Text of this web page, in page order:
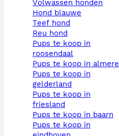
volwassen honden
hond blauwe
teef hond
reu hond
pups te koop in
roosendaal
pups te koop in almere
pups te koop in
gelderland
pups te koop in
friesland
pups te koop in baarn
pups te koop in